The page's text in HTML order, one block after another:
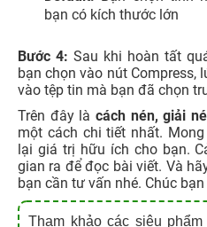
bạn có kích thước lớn
Bước 4: Sau khi hoàn tất
bạn chọn vào nút Compress,
vào tệp tin mà bạn đã chọn
Trên đây là cách nén, giải
một cách chi tiết nhất.
lại giá trị hữu ích cho bạn.
gian ra để đọc bài viết. Và
bạn cần tư vấn nhé. Chúc
Tham khảo các siêu